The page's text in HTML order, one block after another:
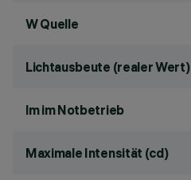
W Quelle
Lichtausbeute (realer Wert)
lm im Notbetrieb
Maximale Intensität (cd)